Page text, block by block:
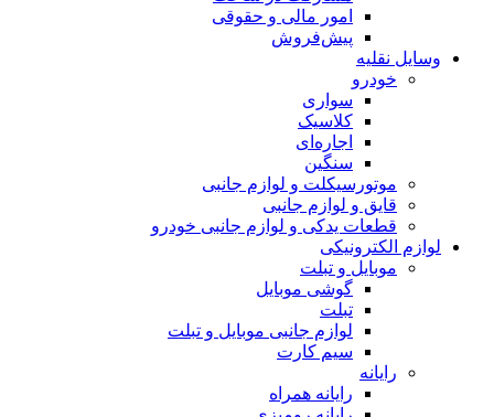
امور مالی و حقوقی
پیش‌فروش
وسایل نقلیه
خودرو
سواری
کلاسیک
اجاره‌ای
سنگین
موتورسیکلت و لوازم جانبی
قایق و لوازم جانبی
قطعات یدکی و لوازم جانبی خودرو
لوازم الکترونیکی
موبایل و تبلت
گوشی موبایل
تبلت
لوازم جانبی موبایل و تبلت
سیم کارت
رایانه
رایانه همراه